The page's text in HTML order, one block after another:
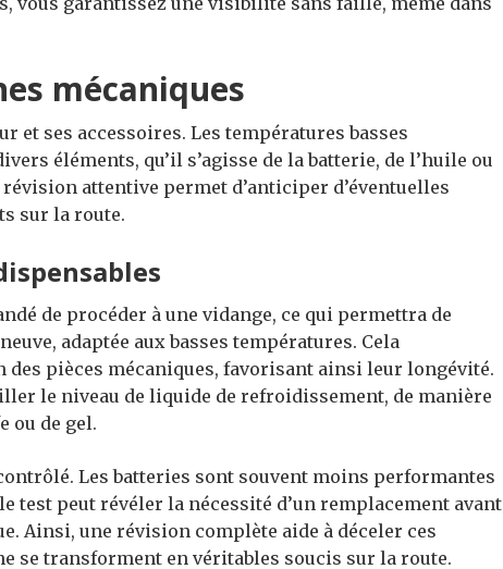
mécaniques
et ses accessoires. Les températures basses
éléments, qu’il s’agisse de la batterie, de l’huile ou
attentive permet d’anticiper d’éventuelles
sur la route.
de procéder à une vidange, ce qui permettra de
adaptée aux basses températures. Cela
pièces mécaniques, favorisant ainsi leur longévité.
le niveau de liquide de refroidissement, de manière
ou de gel.
Les batteries sont souvent moins performantes
test peut révéler la nécessité d’un remplacement avant
Ainsi, une révision complète aide à déceler ces
se transforment en véritables soucis sur la route.